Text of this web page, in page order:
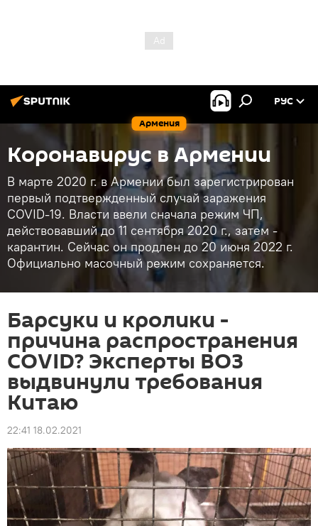
Армения
РУС
Коронавирус в Армении
В марте 2020 г. в Армении был зарегистрирован
первый подтвержденный случай заражения
COVID-19. Власти ввели сначала режим ЧП,
действовавший до 11 сентября 2020 г., затем -
карантин. Сейчас он продлен до 20 июня 2022 г.
Официально масочный режим сохраняется.
Барсуки и кролики -
причина распространения
COVID? Эксперты ВОЗ
выдвинули требования
Китаю
22:41 18.02.2021